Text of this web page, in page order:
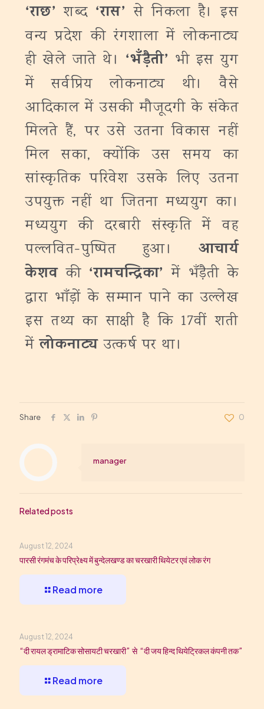
‘राछ’ शब्द ‘रास’ से निकला है। इस
वन्य प्रदेश की रंगशाला में लोकनाट्य
ही खेले जाते थे। ‘भँड़ैती’ भी इस युग
में सर्वप्रिय लोकनाट्य थी। वैसे
आदिकाल में उसकी मौजूदगी के संकेत
मिलते हैं, पर उसे उतना विकास नहीं
मिल सका, क्योंकि उस समय का
सांस्कृतिक परिवेश उसके लिए उतना
उपयुक्त नहीं था जितना मध्ययुग का।
मध्ययुग की दरबारी संस्कृति में वह
पल्लवित-पुष्पित हुआ। आचार्य
केशवकी ‘रामचन्द्रिका’ में भँड़ैती के
द्वारा भाँड़ों के सम्मान पाने का उल्लेख
इस तथ्य का साक्षी है कि 17वीं शती
मेंलोकनाट्य उत्कर्ष पर था।
Share 0
manager
Related posts
August 12, 2024
पारसी रंगमंच के परिप्रेक्ष्य में बुन्देलखण्ड का चरखारी थियेटर एवं लोक रंग
Read more
August 12, 2024
“दी रायल ड्रामाटिक सोसायटी चरखारी” से “दी जय हिन्द थियेट्रिकल कंपनी तक”
Read more